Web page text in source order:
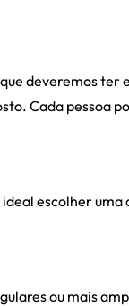
deveremos
Cada pessoa
escolher
ou mais